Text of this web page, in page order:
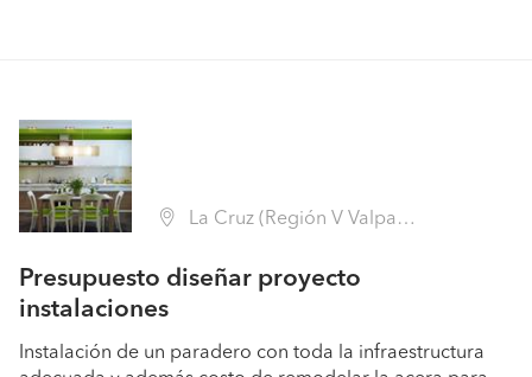
La Cruz (Región V Valparaíso - Quillota)
Presupuesto diseñar proyecto
instalaciones
Instalación de un paradero con toda la infraestructura